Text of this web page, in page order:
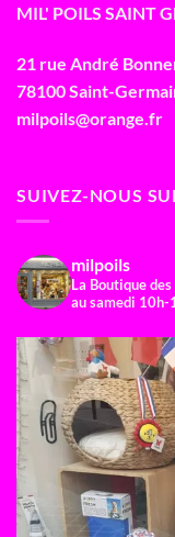
MIL' POILS SAINT
21 rue André
78100 Saint-
milpoils@orange.fr
SUIVEZ-NOUS
milpoils
La Boutique
au samedi 10h-